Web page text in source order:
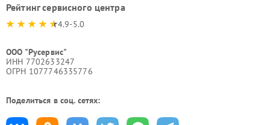
Рейтинг сервисного центра
4.9-5.0
ООО "Русервис"
ИНН 7702633247
ОГРН 1077746335776
Поделиться в соц. сетях: